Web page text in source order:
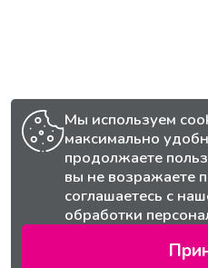
Мы используем
максимально
продолжаете
вы не возражаете
соглашаетесь с
обработки